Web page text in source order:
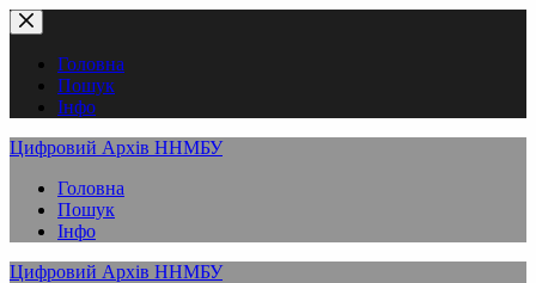
Перейти
до
вмістуГоловна
Пошук
Інфо
Цифровий Архів ННМБУ
Головна
Пошук
Інфо
Цифровий Архів ННМБУ